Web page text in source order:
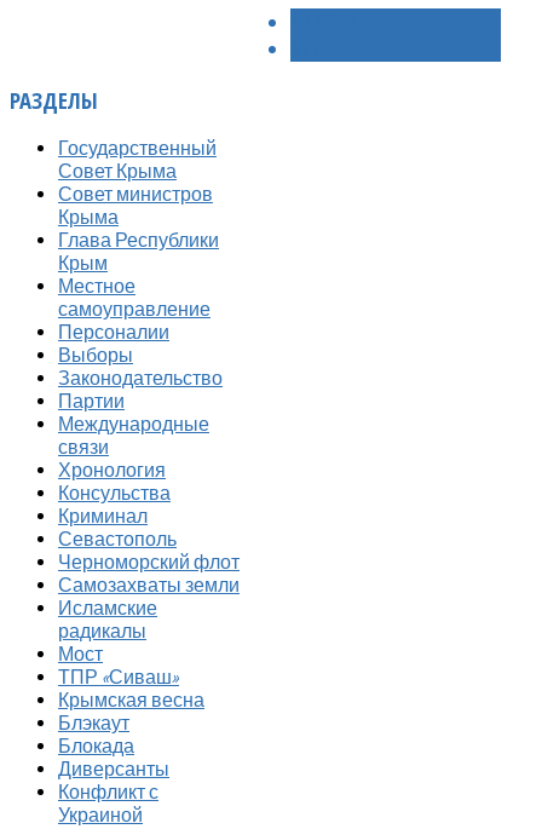
РАЗДЕЛЫ
Государственный
Совет Крыма
Совет министров
Крыма
Глава Республики
Крым
Местное
самоуправление
Персоналии
Выборы
Законодательство
Партии
Международные
связи
Хронология
Консульства
Криминал
Севастополь
Черноморский флот
Самозахваты земли
Исламские
радикалы
Мост
ТПР «Сиваш»
Крымская весна
Блэкаут
Блокада
Диверсанты
Конфликт с
Украиной